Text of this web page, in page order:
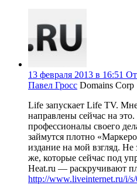
13 февраля 2013 в 16:51
Павел Гросс Domains Corp
Life запускает Life TV.
направлены сейчас на
профессионалы своего
займутся плотно
издание на мой взгляд. Не
же, которые сейчас под
Heat.ru — раскручивают
http://www.liveinternet.ru/i/